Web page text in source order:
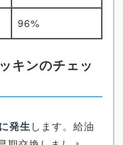
96%
キンのチェッ
発生 します。給油